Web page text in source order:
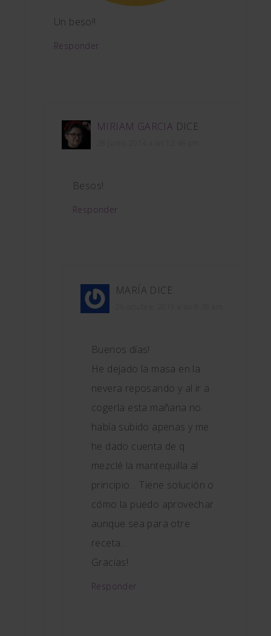
Un beso!!
Responder
MIRIAM GARCIA DICE
Besos!
Responder
MARÍA DICE
Buenos días!
He dejado la masa en la
nevera reposando y al ir a
cogerla esta mañana no
había subido apenas y me
he dado cuenta de q
mezclé la mantequilla al
principio… Tiene solución o
cómo la puedo aprovechar
aunque sea para otre
receta..
Gracias!
Responder